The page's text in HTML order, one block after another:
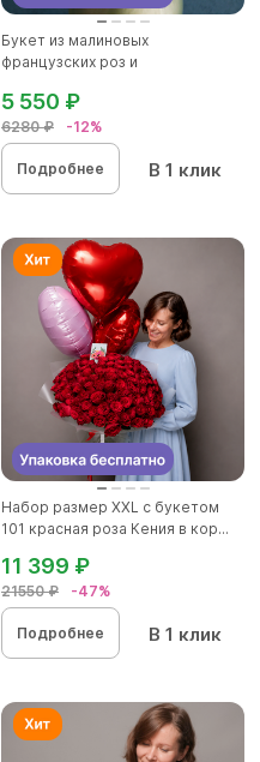
Букет из малиновых
французских роз и
6280 ₽ -12%
5 550 ₽
Подробнее В 1 клик
Набор размер ХХL с букетом
101 красная роза Кения в кор...
21550 ₽ -47%
11 399 ₽
Подробнее В 1 клик